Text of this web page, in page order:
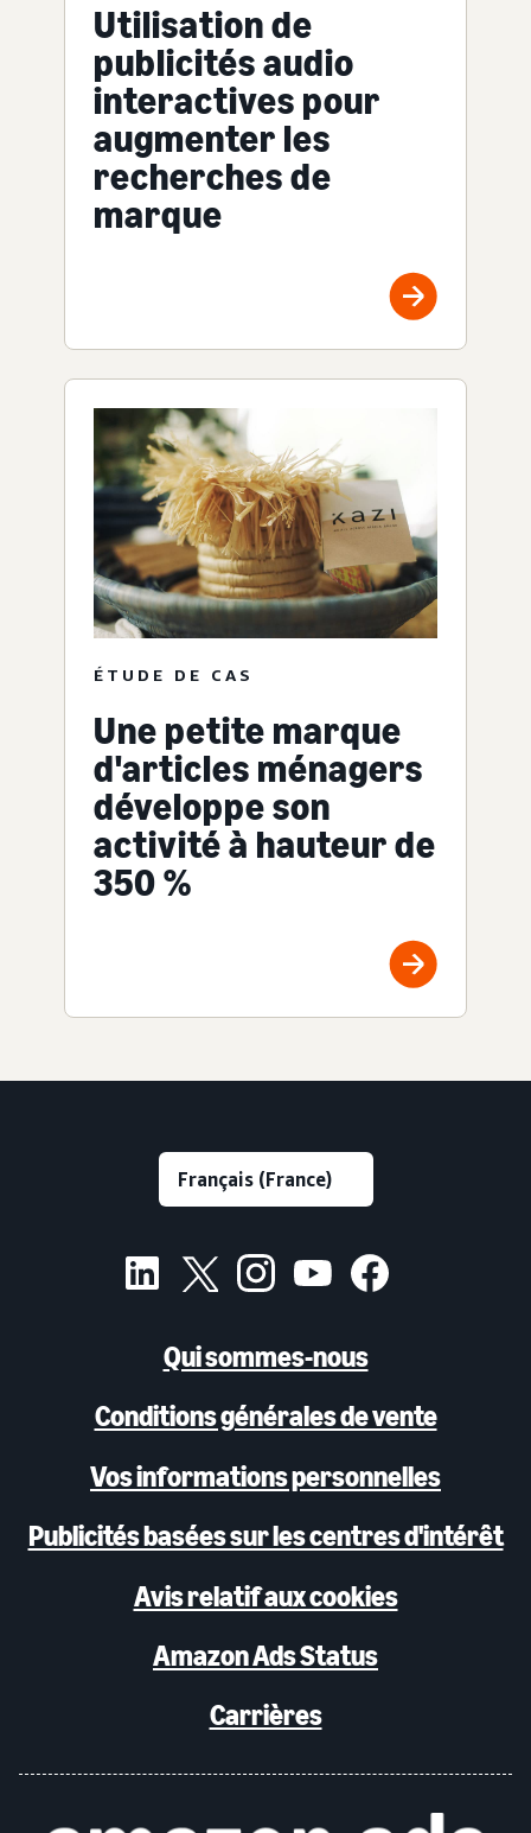
Utilisation de
publicités audio
interactives pour
augmenter les
recherches de
marque
ÉTUDE DE CAS
Une petite marque
d'articles ménagers
développe son
activité à hauteur de
350 %
Qui sommes-nous
Conditions générales de vente
Vos informations personnelles
Publicités basées sur les centres d'intérêt
Avis relatif aux cookies
Amazon Ads Status
Carrières